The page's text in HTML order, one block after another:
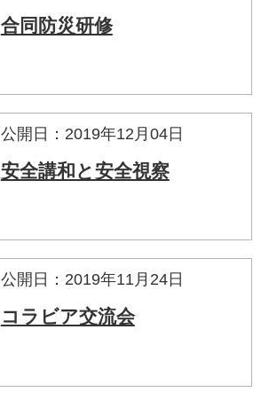
合同防災研修
公開日：2019年12月04日
安全講和と安全視察
公開日：2019年11月24日
コラビア交流会